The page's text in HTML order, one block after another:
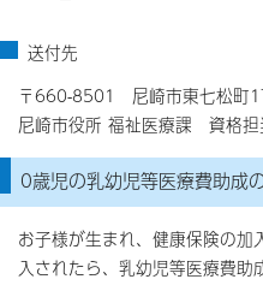
送付先
〒660-8501 尼崎市東七松町1
尼崎市役所 福祉医療課 資格担
0歳児の乳幼児等医療費助成
お子様が生まれ、健康保険の
入されたら、乳幼児等医療費助